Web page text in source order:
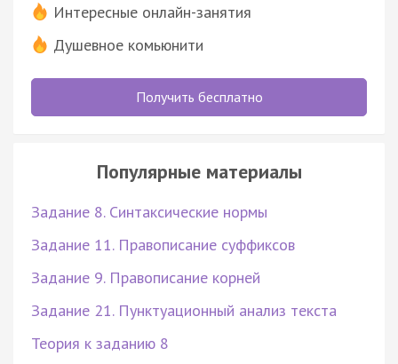
Интересные онлайн-занятия
Душевное комьюнити
Получить бесплатно
Популярные материалы
Задание 8. Синтаксические нормы
Задание 11. Правописание суффиксов
Задание 9. Правописание корней
Задание 21. Пунктуационный анализ текста
Теория к заданию 8